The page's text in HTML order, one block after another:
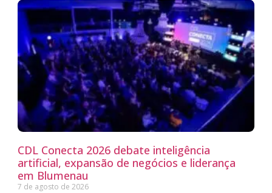
CDL Conecta 2026 debate inteligência
artificial, expansão de negócios e liderança
em Blumenau
7 de agosto de 2026